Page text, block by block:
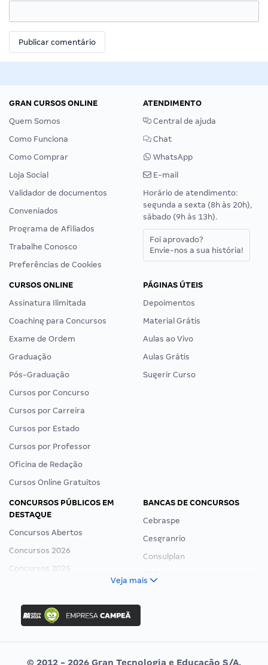
GRAN CURSOS ONLINE
Quem Somos
Como Funciona
Como Comprar
Loja Social
Validador de documentos
Conveniados
Programa de Afiliados
Trabalhe Conosco
Preferências de Cookies
ATENDIMENTO
Central de ajuda
Chat
WhatsApp
E-mail
Horário de atendimento:
segunda a sexta (8h às 20h),
sábado (9h às 13h).
Foi aprovado?
Envie-nos a sua história!
CURSOS ONLINE
Assinatura Ilimitada
Coaching para Concursos
Exame de Ordem
Graduação
Pós-Graduação
Cursos por Concurso
Cursos por Carreira
Cursos por Estado
Cursos por Professor
Oficina de Redação
Cursos Online Gratuitos
PÁGINAS ÚTEIS
Depoimentos
Material Grátis
Aulas ao Vivo
Aulas Grátis
Sugerir Curso
CONCURSOS PÚBLICOS EM
DESTAQUE
Concursos Abertos
Concursos 2026
Concursos 2025
Concurso Ibama
Concurso MPU
Editais publicados
BANCAS DE CONCURSOS
Cebraspe
Cesgranrio
Consulplan
Veja mais
© 2012 - 2026 Gran Tecnologia e Educação S/A.